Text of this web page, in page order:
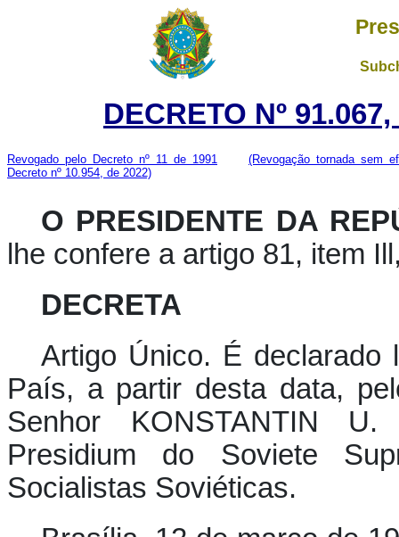
DECRETO Nº
Revogado pelo Decreto nº 11 de 1991
(Revogação tornada sem
Decreto nº 10.954, de 2022)
O PRESIDENTE DA
lhe confere a artigo 81, item
DECRETA
Artigo Único. É declarado
País, a partir desta data,
Senhor KONSTANTIN
Presidium do Soviete
Socialistas Soviéticas.